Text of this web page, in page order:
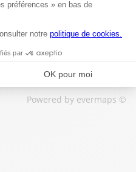
les villes à proximité
Powered by evermaps ©